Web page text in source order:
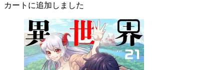
カートに追加しました